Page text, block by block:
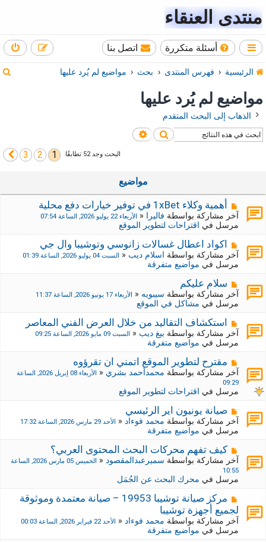
منتدى العنقاء
أسئلة متكررة اتصل بنا
الرئيسية فهرس المنتدى بحث مواضيع لم يُرد عليها
ب
مواضيع لم يُرد عليها
الذهاب إلى البحث المتقدم
بحث بحث متقدم
البحث وجد 52 تطابقًا 1
2
3التالي
مواضيع
م
ش
ر
ك
ة
ج
د
د
ة
أهمية وكلاء 1xBet في توفير خيارات دفع محلية
آخر مشاركة بواسطة فاليرا « الأربعاء 22 يوليو 2026, الساعة 07:54
مرسل في اقتراحات لتطوير الموقع
م
ش
ر
ك
ة
ج
د
د
ة
اكواد اعطال غسالات زانوسي وتوشيبا وال جي
آخر مشاركة بواسطة اسلام ديب« السبت 04 يوليو 2026, الساعة 01:39
مرسل في مواضيع متفرقة
م
ش
ر
ك
ة
ج
د
د
ة
سلام عليكم
آخر مشاركة بواسطة سيبويه« الأربعاء 17 يونيو 2026, الساعة 11:37
مرسل في مشاكل في الموقع
م
ش
ر
ك
ة
ج
د
ي
ة
استكشاف التقاليد من خلال العرض الفني المعاصر
آخر مشاركة بواسطة بيغ ديب« السبت 09 مايو 2026, الساعة 09:25
مرسل في مواضيع متفرقة
م
ش
ا
ك
ة
ج
د
ي
ة
مقترح لتطوير الموقع اتمني ان تقرؤوه
آخر مشاركة بواسطة محمدأحمد بشري«
الأربعاء 08 إبريل 2026, الساعة
09:29
مرسل في اقتراحات لتطوير الموقع
م
ش
ر
ك
ة
ج
د
ي
ة
صيانة يونيون اير الرئيسي
آخر مشاركة بواسطة محمد فوءاد« الأحد 29 مارس 2026, الساعة 17:32
مرسل في مواضيع متفرقة
م
ش
ا
ك
ة
ج
د
ي
د
كيف تفهم محركات البحث المحتوى العربي؟
آخر مشاركة بواسطة سميرعبدالمقصود«
الخميس 05 مارس 2026, الساعة
10:55
مرسل في محرك البحث عن الجُمَل
م
ش
ا
ر
ك
مركز صيانة توشيبا 19953 – صيانة معتمدة وموثوقة
لجميع أجهزة توشيبا
آخر مشاركة بواسطة محمد فوءاد« الأحد 22 فبراير 2026, الساعة 00:03
مرسل في مواضيع متفرقة